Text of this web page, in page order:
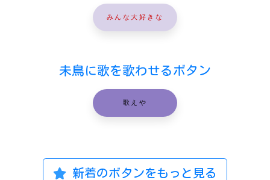
みんな大好きな
未鳥に歌を歌わせるボタン
歌えや
新着のボタンをもっと見る